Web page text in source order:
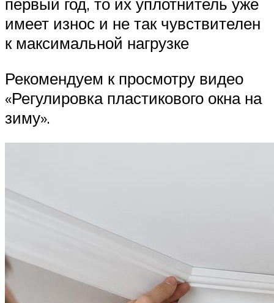
имеет износ и не так чувствителен
к максимальной нагрузке
Рекомендуем к просмотру видео
«Регулировка пластикового окна на
зиму».